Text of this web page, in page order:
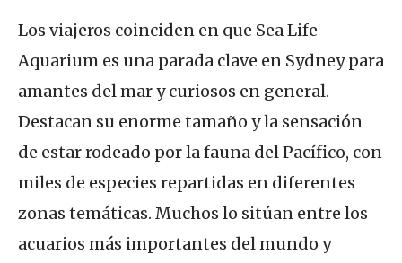
Los viajeros coinciden en que Sea Life
Aquarium es una parada clave en Sydney para
amantes del mar y curiosos en general.
Destacan su enorme tamaño y la sensación
de estar rodeado por la fauna del Pacífico, con
miles de especies repartidas en diferentes
zonas temáticas. Muchos lo sitúan entre los
acuarios más importantes del mundo y